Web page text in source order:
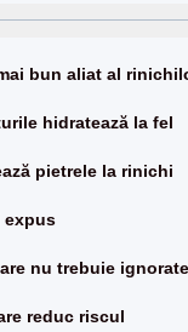
bun aliat al
hidratează la fel
pietrele la rinichi
expus
nu trebuie ignorate
reduc riscul